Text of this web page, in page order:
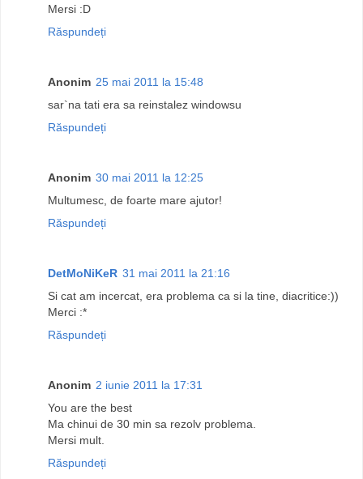
Mersi :D
Răspundeți
Anonim 25 mai 2011 la 15:48
sar`na tati era sa reinstalez windowsu
Răspundeți
Anonim 30 mai 2011 la 12:25
Multumesc, de foarte mare ajutor!
Răspundeți
DetMoNiKeR 31 mai 2011 la 21:16
Si cat am incercat, era problema ca si la tine, diacritice:))
Merci :*
Răspundeți
Anonim 2 iunie 2011 la 17:31
You are the best
Ma chinui de 30 min sa rezolv problema.
Mersi mult.
Răspundeți